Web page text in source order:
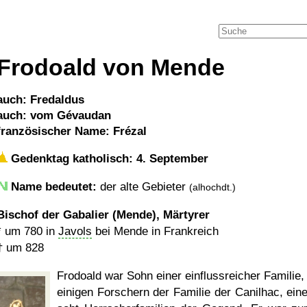
von Mende
Fredaldus
vom Gévaudan
Name: Frézal
Gedenktag katholisch: 4. September
Name bedeutet: der alte Gebieter (alhochdt.)
der Gabalier (Mende), Märtyrer
um 780 in Javols bei Mende in Frankreich
um 828
Frodoald war Sohn einer einflussreicher Familie,
einigen Forschern der Familie der Canilhac,